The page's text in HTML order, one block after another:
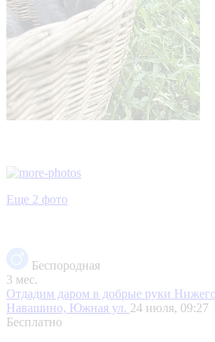
Еще 2 фото
Беспородная
3 мес.
Отдадим даром в добрые руки
Навашино, Южная ул. 24 июля, 09:27
Бесплатно